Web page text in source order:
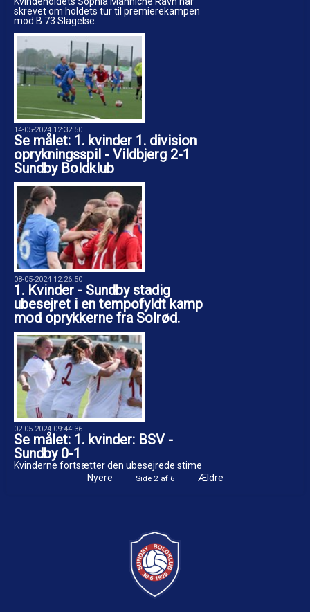
skrevet om holdets tur til premierekampen
mod B 73 Slagelse.
14-05-2024 12:32:50
Se målet: 1. kvinder 1. division
oprykningsspil - Vildbjerg 2-1
Sundby Boldklub
08-05-2024 12:26:50
1. Kvinder - Sundby stadig
ubesejret i en tempofyldt kamp
mod oprykkerne fra Solrød.
02-05-2024 09:44:36
Se målet: 1. kvinder: BSV -
Sundby 0-1
Kvinderne fortsætter den ubesejrede stime
Nyere
Side 2 af 6 Ældre